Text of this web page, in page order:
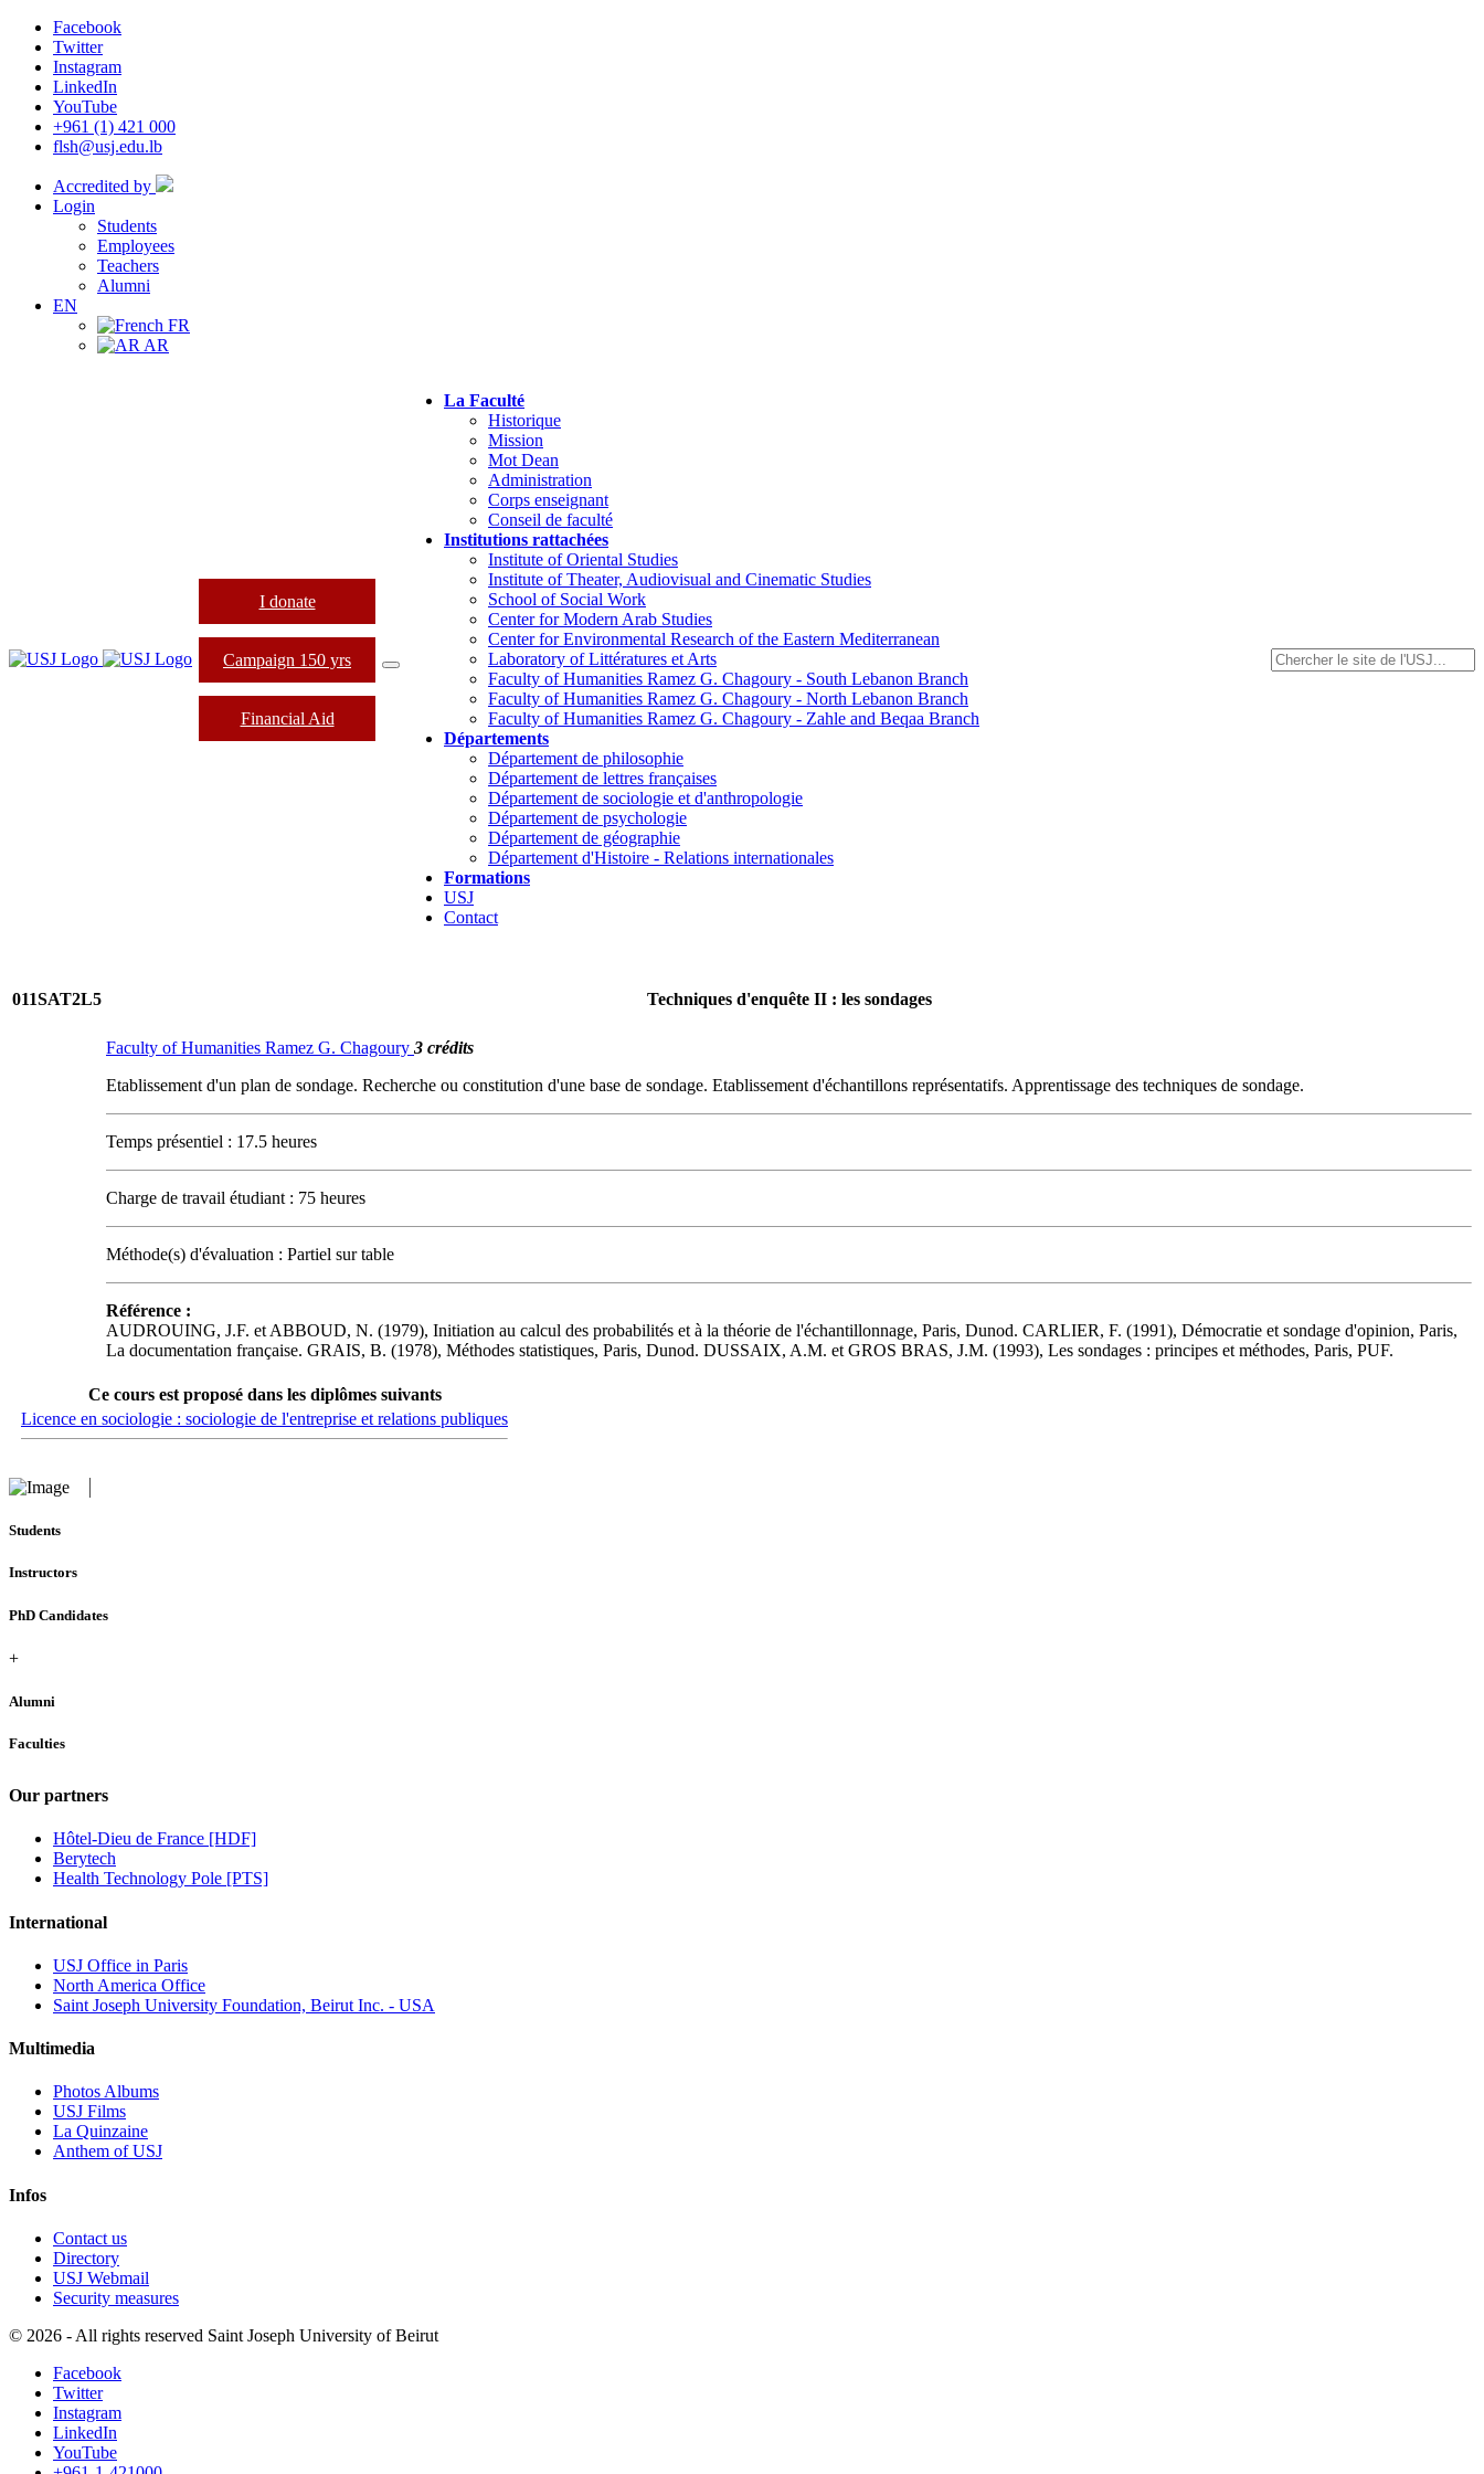
Facebook
Twitter
Instagram
LinkedIn
YouTube
+961 (1) 421 000
flsh@usj.edu.lb
Accredited by
Login
Students
Employees
Teachers
Alumni
EN
FR
AR
I donate
Campaign 150 yrs
Financial Aid
La Faculté
Historique
Mission
Mot Dean
Administration
Corps enseignant
Conseil de faculté
Institutions rattachées
Institute of Oriental Studies
Institute of Theater, Audiovisual and Cinematic Studies
School of Social Work
Center for Modern Arab Studies
Center for Environmental Research of the Eastern Mediterranean
Laboratory of Littératures et Arts
Faculty of Humanities Ramez G. Chagoury - South Lebanon Branch
Faculty of Humanities Ramez G. Chagoury - North Lebanon Branch
Faculty of Humanities Ramez G. Chagoury - Zahle and Beqaa Branch
Départements
Département de philosophie
Département de lettres françaises
Département de sociologie et d'anthropologie
Département de psychologie
Département de géographie
Département d'Histoire - Relations internationales
Formations
USJ
Contact
011SAT2L5 Techniques d'enquête II : les sondages
Faculty of Humanities Ramez G. Chagoury 3 crédits
Etablissement d'un plan de sondage. Recherche ou constitution d'une base de sondage. Etablissement d'échantillons représentatifs. Apprentissage des techniques de sondage.
Temps présentiel : 17.5 heures
Charge de travail étudiant : 75 heures
Méthode(s) d'évaluation : Partiel sur table
Référence :
AUDROUING, J.F. et ABBOUD, N. (1979), Initiation au calcul des probabilités et à la théorie de l'échantillonnage, Paris, Dunod. CARLIER, F. (1991), Démocratie et sondage d'opinion, Paris,
La documentation française. GRAIS, B. (1978), Méthodes statistiques, Paris, Dunod. DUSSAIX, A.M. et GROS BRAS, J.M. (1993), Les sondages : principes et méthodes, Paris, PUF.
Ce cours est proposé dans les diplômes suivants
Licence en sociologie : sociologie de l'entreprise et relations publiques
Students
Instructors
PhD Candidates
+
Alumni
Faculties
Our partners
Hôtel-Dieu de France [HDF]
Berytech
Health Technology Pole [PTS]
International
USJ Office in Paris
North America Office
Saint Joseph University Foundation, Beirut Inc. - USA
Multimedia
Photos Albums
USJ Films
La Quinzaine
Anthem of USJ
Infos
Contact us
Directory
USJ Webmail
Security measures
© 2026 - All rights reserved Saint Joseph University of Beirut
Facebook
Twitter
Instagram
LinkedIn
YouTube